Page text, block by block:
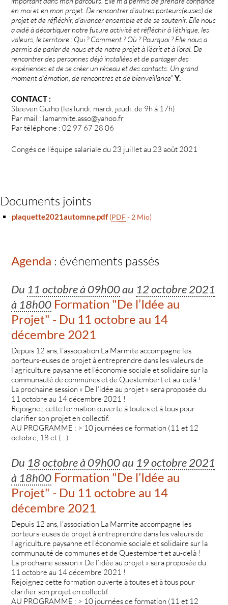
en moi et en mon projet. De rencontrer d’autres porteurs(euses) de
projet et de réfléchir, d’avancer ensemble et de se soutenir. Elle nous
a aidé à décortiquer notre future activité et réfléchir à l’éthique, les
valeurs, le territoire : Qui ? Comment ? Où ? Pourquoi ? Elle nous a
permis de parler de nous et de notre projet à l’écrit et à l’oral. De
rencontrer des personnes déjà installées et de partager des
expériences et de se créer un réseau et des contacts. Un grand
moment d’émotion, de rencontres et de bienveillance"Y.
CONTACT :
Steeven Guiho (les lundi, mardi, jeudi, de 9h à 17h)
Par mail : lamarmite.asso@yahoo.fr
Par téléphone : 02 97 67 28 06
Congés de l’équipe salariale du 23 juillet au 23 août 2021
Documents joints
plaquette2021automne.pdf (PDF- 2 Mio)
Agenda : événements passés
Du 11 octobre à 09h00au 12 octobre 2021
à 18h00 Formation "De l’Idée au
Projet" - Du 11 octobre au 14
décembre 2021
Depuis 12 ans, l’association La Marmite accompagne les
porteurs-euses de projet à entreprendre dans les valeurs de
l’agriculture paysanne et l’économie sociale et solidaire sur la
communauté de communes et de Questembert et au-delà !
La prochaine session « De l’idée au projet » sera proposée du
11 octobre au 14 décembre 2021 !
Rejoignez cette formation ouverte à toutes et à tous pour
clarifier son projet en collectif.
AU PROGRAMME : > 10 journées de formation (11 et 12
octobre, 18 et (…)
Du 18 octobre à 09h00au 19 octobre 2021
à 18h00 Formation "De l’Idée au
Projet" - Du 11 octobre au 14
décembre 2021
Depuis 12 ans, l’association La Marmite accompagne les
porteurs-euses de projet à entreprendre dans les valeurs de
l’agriculture paysanne et l’économie sociale et solidaire sur la
communauté de communes et de Questembert et au-delà !
La prochaine session « De l’idée au projet » sera proposée du
11 octobre au 14 décembre 2021 !
Rejoignez cette formation ouverte à toutes et à tous pour
clarifier son projet en collectif.
AU PROGRAMME : > 10 journées de formation (11 et 12